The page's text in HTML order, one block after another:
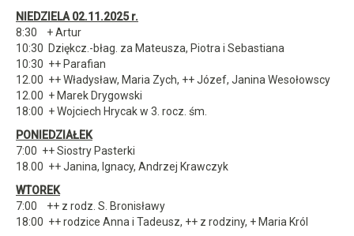
NIEDZIELA 02.11.2025 r.
8:30 + Artur
10:30 Dziękcz.-błag. za Mateusza, Piotra i Sebastiana
10:30 ++ Parafian
12.00 ++ Władysław, Maria Zych, ++ Józef, Janina Wesołowscy
12.00 + Marek Drygowski
18:00 + Wojciech Hrycak w 3. rocz. śm.
PONIEDZIAŁEK
7:00 ++ Siostry Pasterki
18.00 ++ Janina, Ignacy, Andrzej Krawczyk
WTOREK
7:00 ++ z rodz. S. Bronisławy
18:00 ++ rodzice Anna i Tadeusz, ++ z rodziny, + Maria Król